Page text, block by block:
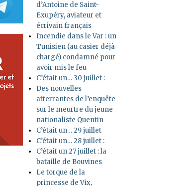
d’Antoine de Saint-
Exupéry, aviateur et
écrivain français
Incendie dans le Var : un
Tunisien (au casier déjà
chargé) condamné pour
avoir mis le feu
C’était un… 30 juillet :
Des nouvelles
atterrantes de l’enquête
sur le meurtre du jeune
nationaliste Quentin
C’était un… 29 juillet
C’était un… 28 juillet :
C’était un 27 juillet : la
bataille de Bouvines
Le torque de la
princesse de Vix,